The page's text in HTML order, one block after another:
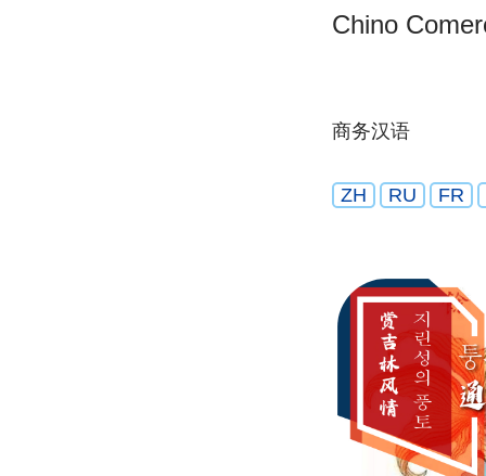
Chino
商务汉语
ZH RU FR